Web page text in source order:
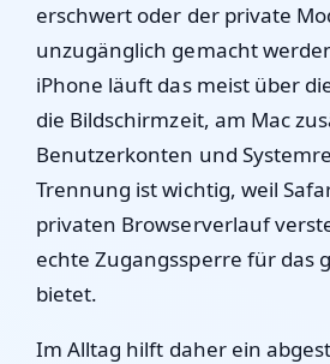
erschwert oder der private
unzugänglich gemacht
iPhone läuft das meist über
die Bildschirmzeit, am Mac
Benutzerkonten und
Trennung ist wichtig, weil
privaten Browserverlauf
echte Zugangssperre für das
bietet.
Im Alltag hilft daher ein